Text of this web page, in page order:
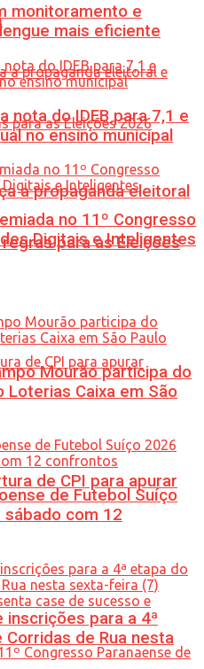
a propaganda eleitoral
para as Eleições
de CPI para apurar
monitoramento e
mais eficiente
nota do IDEB para 7,1 e
no ensino municipal
no 11º Congresso
Digitais e Inteligentes
Mourão participa do
Loterias Caixa em São
de Futebol Suíço
com 12
inscrições para a 4ª
de Rua nesta